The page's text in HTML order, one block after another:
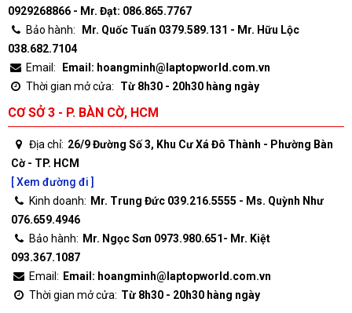
0929268866 - Mr. Đạt: 086.865.7767
Bảo hành:
Mr. Quốc Tuấn 0379.589.131 - Mr. Hữu Lộc
038.682.7104
Email:
Email: hoangminh@laptopworld.com.vn
Thời gian mở cửa:
Từ 8h30 - 20h30 hàng ngày
CƠ SỞ 3 - P. BÀN CỜ, HCM
Địa chỉ: 26/9 Đường Số 3, Khu Cư Xá Đô Thành - Phường Bàn
Cờ - TP. HCM
[ Xem đường đi ]
Kinh doanh: Mr. Trung Đức 039.216.5555 - Ms. Quỳnh Như
076.659.4946
Bảo hành: Mr. Ngọc Sơn 0973.980.651- Mr. Kiệt
093.367.1087
Email: Email: hoangminh@laptopworld.com.vn
Thời gian mở cửa: Từ 8h30 - 20h30 hàng ngày